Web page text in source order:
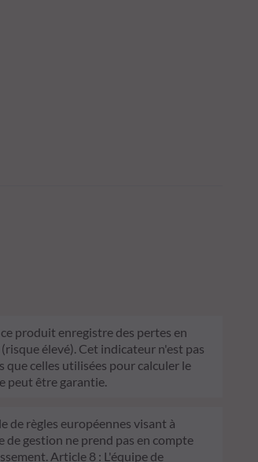
produit enregistre des pertes en
élevé). Cet indicateur n'est pas
que celles utilisées pour calculer le
peut être garantie.
de règles européennes visant à
gestion ne prend pas en compte
Article 8 : L'équipe de